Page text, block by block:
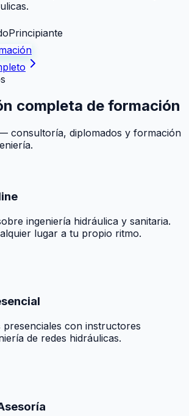
Principiante
completa de formación
consultoría, diplomados y formación
ingeniería hidráulica y sanitaria.
lugar a tu propio ritmo.
con instructores
de redes hidráulicas.